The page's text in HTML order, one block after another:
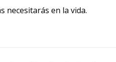
necesitarás en la vida.